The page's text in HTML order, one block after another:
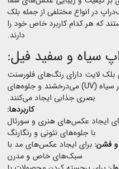
در انواع مختلفی از جمله بلک
که هر کدام کاربرد خاص خود را
دارند.
سیاه و سفید فیل:
بلک لایت دارای رنگ‌های فلورسنت
هستند که در زیر نور سیاه (UV) می‌درخشند و جلوه‌های
بصری جذابی ایجاد می‌کنند.
کاربردها:
ایجاد عکس‌های هنری و سورئال
با جلوه‌های نئونی و رنگارنگ
فشن: برای ایجاد عکس‌های مد با
سبک‌های خاص و مدرن